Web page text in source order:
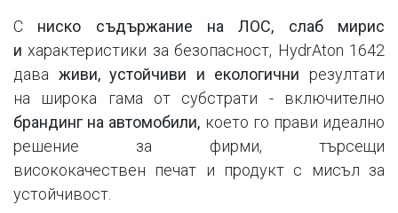
С ниско съдържание на ЛОС, слаб мирис
ихарактеристики за безопасност, HydrAton 1642
дава живи, устойчиви и екологичнирезултати
на широка гама от субстрати - включително
брандинг на автомобили, което го прави идеално
решение за фирми, търсещи
висококачествен печат и продукт с мисъл за
устойчивост.